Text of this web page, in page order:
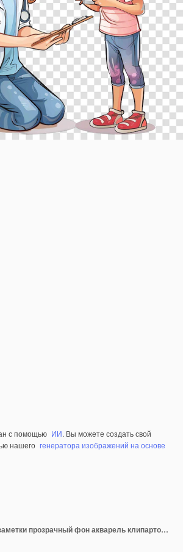
с помощью ИИ. Вы можете создать свой
нашего генератора изображений на основе
Клинические заметки прозрачный фон акварель клипартон прозрачный фон